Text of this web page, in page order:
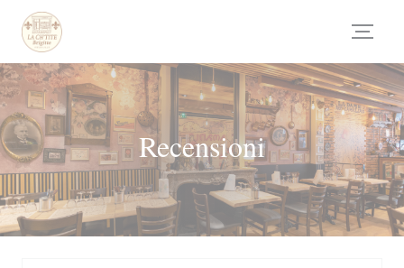
Personalizzazione delle tue scelte sui cookie
Recensioni